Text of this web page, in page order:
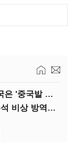
세계성장률 상향 조정했지만…한국은 '중국발 살얼음판'
아프리카돼지열병 올해만 9건…추석 비상 방역에 '총력'